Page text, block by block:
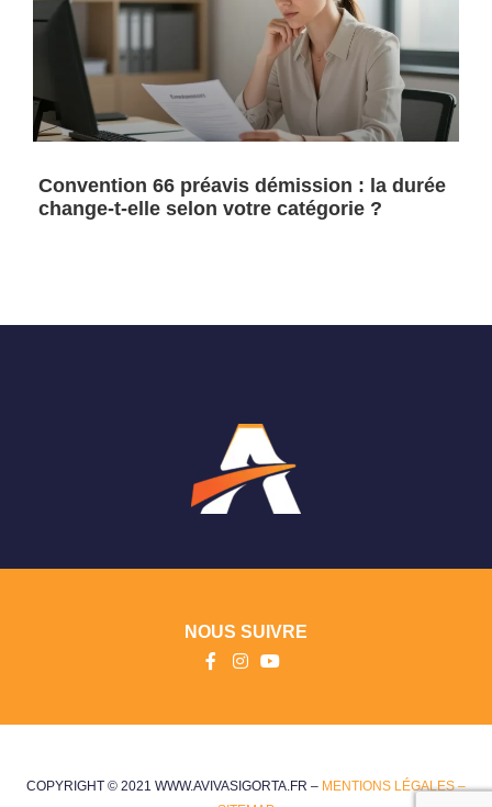
Convention 66 préavis démission : la durée
change-t-elle selon votre catégorie ?
NOUS SUIVRE
COPYRIGHT © 2021 WWW.AVIVASIGORTA.FR – MENTIONS LÉGALES –